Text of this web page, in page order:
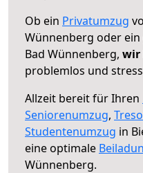
Ob ein Privatumzug
Wünnenberg oder
Bad Wünnenberg, wir
problemlos und
Allzeit bereit für Ihren
Seniorenumzug,
Studentenumzug in
eine optimale
Wünnenberg.